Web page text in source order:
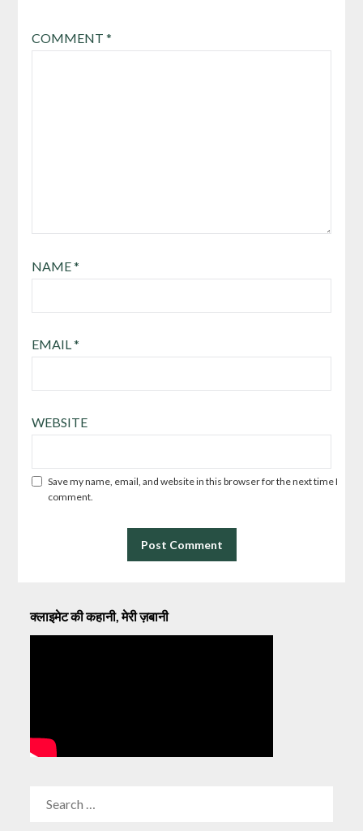
COMMENT *
NAME*
EMAIL*
WEBSITE
Save my name, email, and website in this browser for the next time I
comment.
क्लाइमेट की कहानी, मेरी ज़बानी